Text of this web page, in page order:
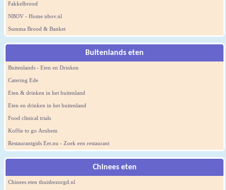
Fakkelbrood
NBOV - Home nbov.nl
Summa Brood & Banket
Buitenlands eten
Buitenlands - Eten en Drinken
Catering Ede
Eten & drinken in het buitenland
Eten en drinken in het buitenland
Food clinical trials
Koffie to go Arnhem
Restaurantgids Eet.nu - Zoek een restaurant
Chinees eten
Chinees eten thuisbezorgd.nl